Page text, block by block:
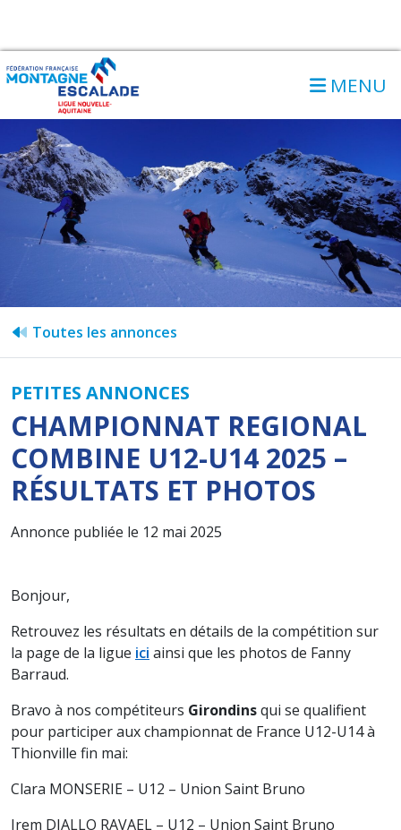
MENU
Toutes les annonces
PETITES ANNONCES
CHAMPIONNAT REGIONAL
COMBINE U12-U14 2025 –
RÉSULTATS ET PHOTOS
Annonce publiée le 12 mai 2025
Bonjour,
Retrouvez les résultats en détails de la compétition sur
la page de la ligue ici ainsi que les photos de Fanny
Barraud.
Bravo à nos compétiteurs Girondinsqui se qualifient
pour participer aux championnat de France U12-U14 à
Thionville fin mai:
Clara MONSERIE – U12 – Union Saint Bruno
Irem DIALLO RAVAEL – U12 – Union Saint Bruno